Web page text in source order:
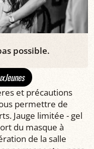
possible.
et précautions
permettre de
Jauge limitée - gel
du masque à
de la salle